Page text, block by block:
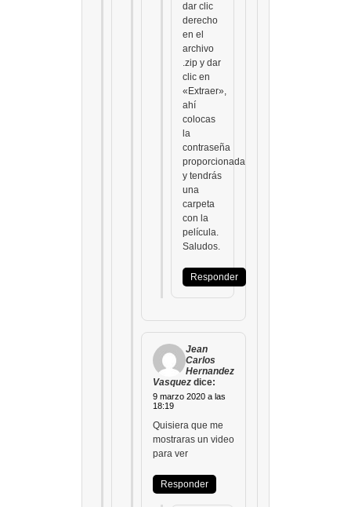
dar clic
derecho
en el
archivo
.zip y dar
clic en
«Extraer»,
ahí
colocas
la
contraseña
proporcionada
y tendrás
una
carpeta
con la
película.
Saludos.
Responder
Jean
Carlos
Hernandez
Vasquez dice:
9 marzo 2020 a las
18:19
Quisiera que me
mostraras un video
para ver
Responder